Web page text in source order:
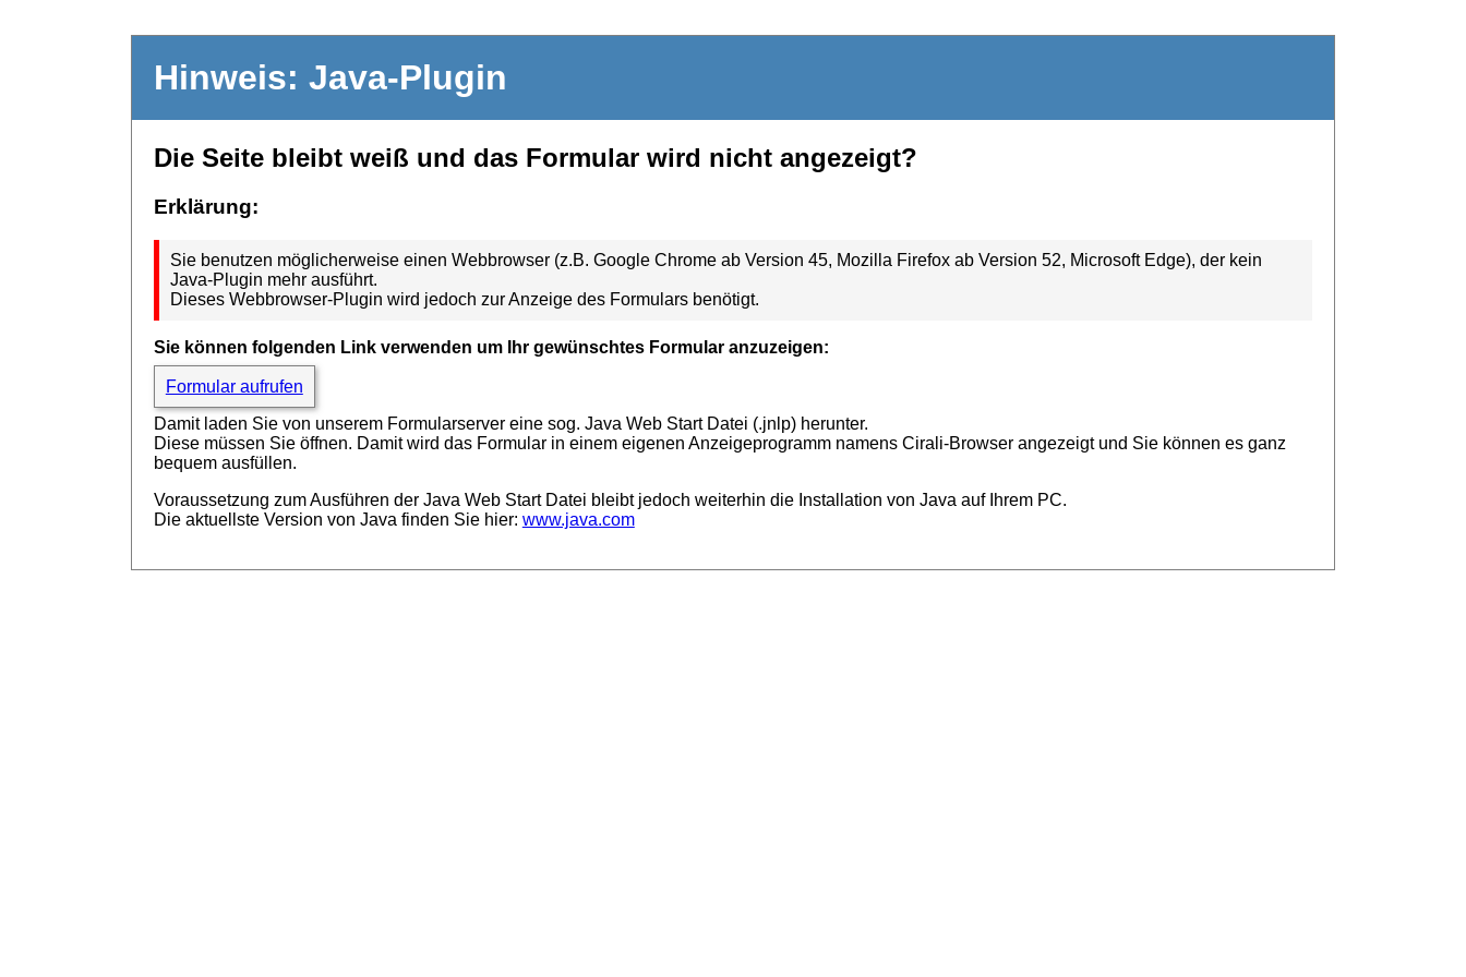
Hinweis: Java-Plugin
Die Seite bleibt weiß und das Formular wird nicht angezeigt?
Erklärung:
Sie benutzen möglicherweise einen Webbrowser (z.B. Google Chrome ab Version 45, Mozilla Firefox ab Version 52, Microsoft Edge), der kein
Java-Plugin mehr ausführt.
Dieses Webbrowser-Plugin wird jedoch zur Anzeige des Formulars benötigt.
Sie können folgenden Link verwenden um Ihr gewünschtes Formular anzuzeigen:
Formular aufrufen
Damit laden Sie von unserem Formularserver eine sog. Java Web Start Datei (.jnlp) herunter.
Diese müssen Sie öffnen. Damit wird das Formular in einem eigenen Anzeigeprogramm namens Cirali-Browser angezeigt und Sie können es ganz
bequem ausfüllen.
Voraussetzung zum Ausführen der Java Web Start Datei bleibt jedoch weiterhin die Installation von Java auf Ihrem PC.
Die aktuellste Version von Java finden Sie hier: www.java.com